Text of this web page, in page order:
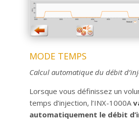
MODE TEMPS
Calcul automatique du débit
Lorsque vous définissez un
temps d’injection, l’INX-1000A
automatiquement le débit